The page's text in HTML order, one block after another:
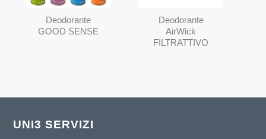
Deodorante
GOOD SENSE
Deodorante
AirWick
FILTRATTIVO
UNI3 SERVIZI